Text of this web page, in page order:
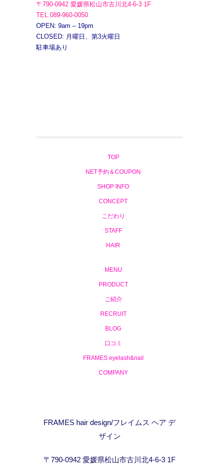
〒790-0942 愛媛県松山市古川北4-6-3 1F
TEL.089-960-0050
OPEN: 9am – 19pm
CLOSED: 月曜日、第3火曜日
駐車場あり
TOP
NET予約＆COUPON
SHOP INFO
CONCEPT
こだわり
STAFF
HAIR
MENU
PRODUCT
ご紹介
RECRUIT
BLOG
口コミ
FRAMES eyelash&nail
COMPANY
FRAMES hair design/フレイムス ヘア デ
ザイン
〒790-0942 愛媛県松山市古川北4-6-3 1F